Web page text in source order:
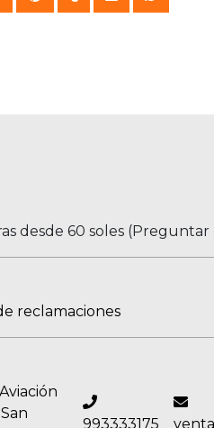
desde 60 soles
reclamaciones
993333175